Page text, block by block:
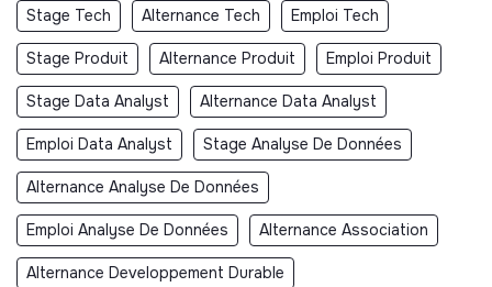
Stage Tech Alternance Tech Emploi Tech
Stage Produit Alternance Produit Emploi Produit
Stage Data Analyst Alternance Data Analyst
Emploi Data Analyst Stage Analyse De Données
Alternance Analyse De Données
Emploi Analyse De Données Alternance Association
Alternance Developpement Durable